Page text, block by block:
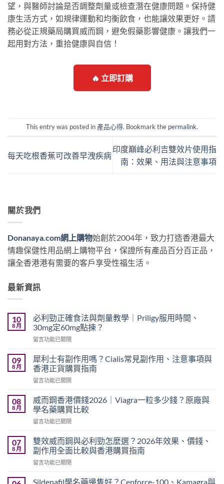
望，與醫師討論是否調整劑量或檢查潛在健康問題。保持健
康生活方式，如規律運動和均衡飲食，也能讓效果更好。請
務必從正規藥局購買威而鋼，避免假藥影響健康。讓我們一
起用對方法，重拾健康與自信！
🔥 立即訂購
This entry was posted in 產品心得. Bookmark the permalink.
每天吃根香蕉可改善早洩疾病
印度巔峰必利吉雙效片使用指
南：效果、用法與注意事項
關於我們
Donanaya.com網上購物始創於2004年，致力打造香港最大
情趣保健性用品網上購物平台，保證所有產品百分百正品，
讓全香港港有需要的客戶享受性福生活。
最新資訊
10
8 月
必利勁正確食法與劑量教學｜Priligy服用時間、
30mg定60mg點揀？
在
利
勁
正
確
法
與
劑
量
學
｜
服
留言功能已關閉
09
8 月
犀利士有副作用嗎？Cialis常見副作用、注意事項與
香港正貨購買指南
在
利
士
有
副
用
嗎？
Cialis
常
副
留言功能已關閉
08
8 月
威而鋼香港價錢2026｜Viagra一粒多少錢？原廠與
學名藥購買比較
在
而
鋼
香
港
錢
留言功能已關閉
07
8 月
雙效威而鋼與必利勁怎麼選？2026年效果、價錢、
副作用全面比較與香港購買指南
在
效
留言功能已關閉
Sildenafil學名藥邊隻好？Cenforce-100、Kamagra與